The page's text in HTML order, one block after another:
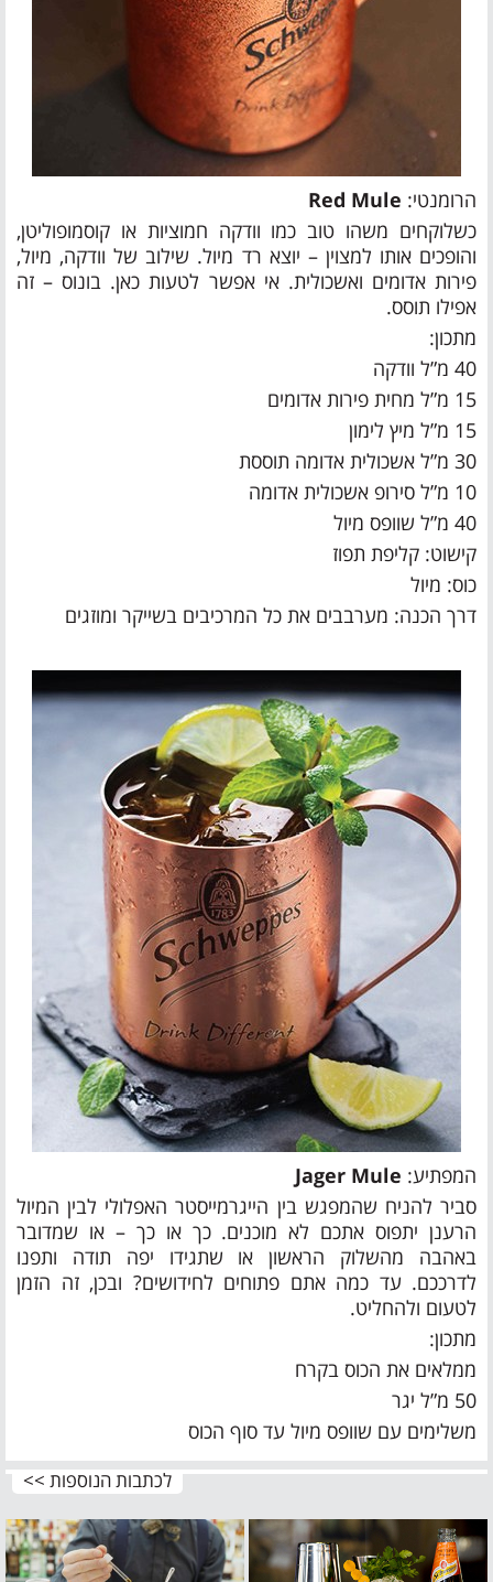
הרומנטי: Red Mule
כשלוקחים משהו טוב כמו וודקה חמוציות או קוסמופוליטן,
והופכים אותו למצוין – יוצא רד מיול. שילוב של וודקה, מיול,
פירות אדומים ואשכולית. אי אפשר לטעות כאן. בונוס – זה
אפילו תוסס.
מתכון:
40 מ”ל וודקה
15 מ”ל מחית פירות אדומים
15 מ”ל מיץ לימון
30 מ”ל אשכולית אדומה תוססת
10 מ”ל סירופ אשכולית אדומה
40 מ”ל שוופס מיול
קישוט: קליפת תפוז
כוס: מיול
דרך הכנה: מערבבים את כל המרכיבים בשייקר ומוזגים
המפתיע: Jager Mule
סביר להניח שהמפגש בין הייגרמייסטר האפלולי לבין המיול
הרענן יתפוס אתכם לא מוכנים. כך או כך – או שמדובר
באהבה מהשלוק הראשון או שתגידו יפה תודה ותפנו
לדרככם. עד כמה אתם פתוחים לחידושים? ובכן, זה הזמן
לטעום ולהחליט.
מתכון:
ממלאים את הכוס בקרח
50 מ”ל יגר
משלימים עם שוופס מיול עד סוף הכוס
לכתבות הנוספות